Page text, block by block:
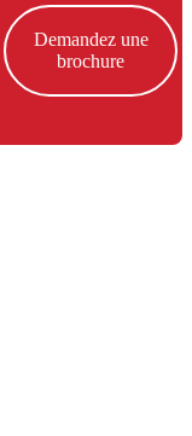
Demandez une
brochure